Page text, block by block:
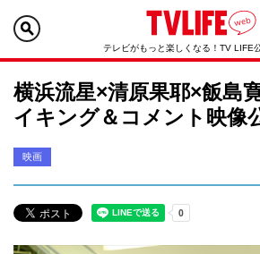
テレビがもっと楽しくなる！TV LIFE
横浜流星×清原果耶×飯島
イキング＆コメント映像
映画